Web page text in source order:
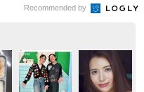
Recommended by